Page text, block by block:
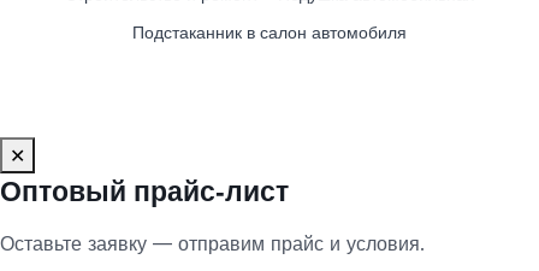
Подстаканник в салон автомобиля
✕
Оптовый прайс‑лист
Оставьте заявку — отправим прайс и условия.